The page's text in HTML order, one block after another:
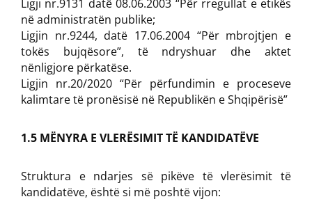
Ligji nr.9131 datë 08.06.2003 “Për rregullat e etikës
në administratën publike;
Ligjin nr.9244, datë 17.06.2004 “Për mbrojtjen e
tokës bujqësore”, të ndryshuar dhe aktet
nënligjore përkatëse.
Ligjin nr.20/2020 “Për përfundimin e proceseve
kalimtare të pronësisë në Republikën e Shqipërisë”
1.5 MËNYRA E VLERËSIMIT TË KANDIDATËVE
Struktura e ndarjes së pikëve të vlerësimit të
kandidatëve, është si më poshtë vijon: